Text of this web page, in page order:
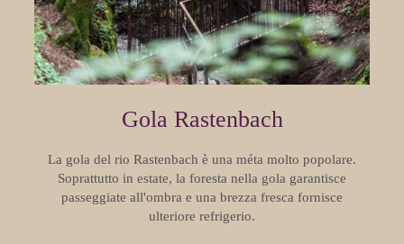
Gola Rastenbach
La gola del rio Rastenbach è una méta molto popolare.
Soprattutto in estate, la foresta nella gola garantisce
passeggiate all'ombra e una brezza fresca fornisce
ulteriore refrigerio.